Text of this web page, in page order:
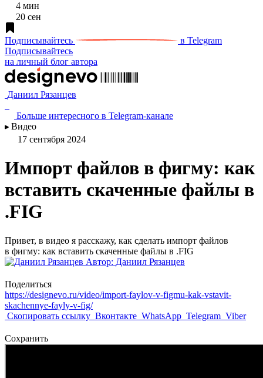
4 мин
20 сен
Подписывайтесь
в Telegram
Подписывайтесь
на личный блог автора
Даниил Рязанцев
Больше интересного в Telegram‑канале
Видео
17 сентября 2024
Импорт файлов в фигму: как
вставить скаченные файлы в
.FIG
Привет, в видео я расскажу, как сделать импорт файлов
в фигму: как вставить скаченные файлы в .FIG
Автор: Даниил Рязанцев
Поделиться
https://designevo.ru/video/import-faylov-v-figmu-kak-vstavit-
skachennye-fayly-v-fig/
Скопировать ссылку Вконтакте WhatsApp Telegram Viber
Сохранить